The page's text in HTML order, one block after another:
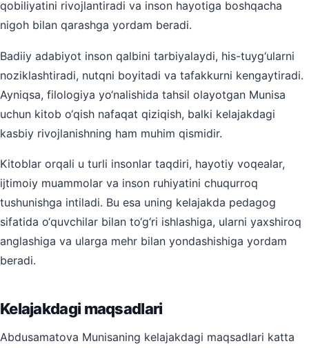
qobiliyatini rivojlantiradi va inson hayotiga boshqacha
nigoh bilan qarashga yordam beradi.
Badiiy adabiyot inson qalbini tarbiyalaydi, his-tuyg‘ularni
noziklashtiradi, nutqni boyitadi va tafakkurni kengaytiradi.
Ayniqsa, filologiya yo‘nalishida tahsil olayotgan Munisa
uchun kitob o‘qish nafaqat qiziqish, balki kelajakdagi
kasbiy rivojlanishning ham muhim qismidir.
Kitoblar orqali u turli insonlar taqdiri, hayotiy voqealar,
ijtimoiy muammolar va inson ruhiyatini chuqurroq
tushunishga intiladi. Bu esa uning kelajakda pedagog
sifatida o‘quvchilar bilan to‘g‘ri ishlashiga, ularni yaxshiroq
anglashiga va ularga mehr bilan yondashishiga yordam
beradi.
Kelajakdagi maqsadlari
Abdusamatova Munisaning kelajakdagi maqsadlari katta